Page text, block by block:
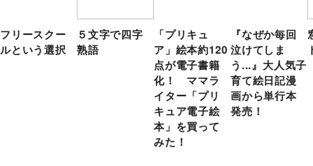
フリースクー
ルという選択
５文字で四字
熟語
「プリキュ
ア」絵本約120
点が電子書籍
化！ ママラ
イター「プリ
キュア電子絵
本」を買って
みた！
『なぜか毎回
泣けてしま
う...』大人気子
育て絵日記漫
画から単行本
発売！